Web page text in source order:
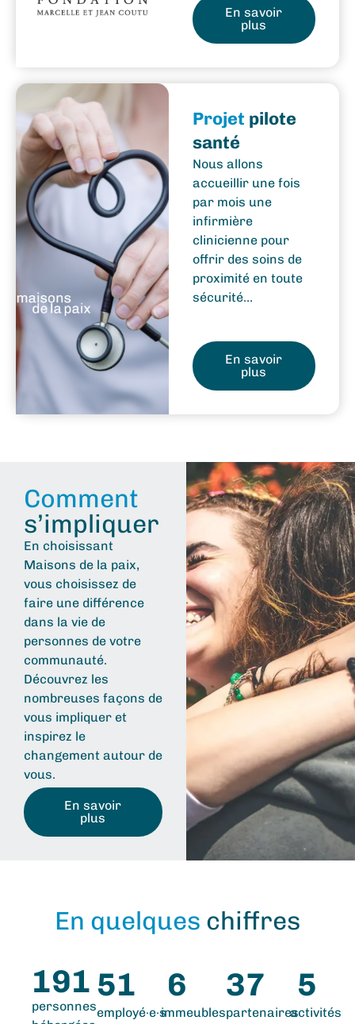
En savoir
plus
Projet pilote
santé
Nous allons
accueillir une fois
par mois une
infirmière
clinicienne pour
offrir des soins de
proximité en toute
sécurité…
En savoir
plus
Comment
s’impliquer
En choisissant
Maisons de la paix,
vous choisissez de
faire une différence
dans la vie de
personnes de votre
communauté.
Découvrez les
nombreuses façons de
vous impliquer et
inspirez le
changement autour de
vous.
En savoir
plus
En quelques chiffres
191
personnes
51
employé·e·s
6
immeubles
37
partenaires
5
activités